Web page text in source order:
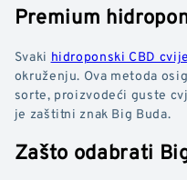
Premium
Svaki hidroponski CBD
okruženju. Ova metoda
sorte, proizvodeći guste
je zaštitni znak Big Buda.
Zašto odabrati